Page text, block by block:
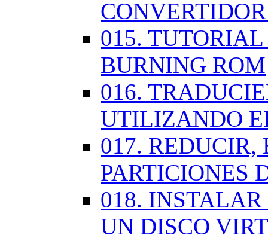
015.
BURNING ROM
016.
UTILIZANDO
017. REDUCIR,
PARTICIONES
018.
UN DISCO